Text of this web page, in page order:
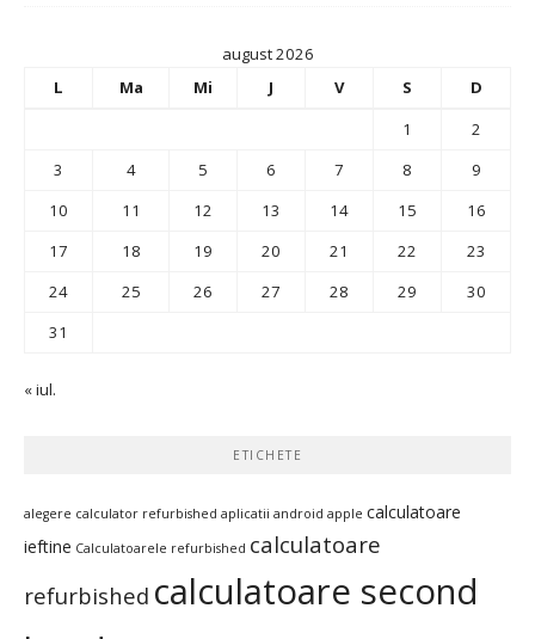
august 2026
L
Ma Mi J V S
D
1
2
3
4 5 6 7 8
9
10
11 12 13 14 15
16
17
18 19 20 21 22
23
24
25 26 27 28 29
30
31
« iul.
ETICHETE
alegere calculator refurbished aplicatii android apple calculatoare
ieftine Calculatoarele refurbished calculatoare
refurbished calculatoare second